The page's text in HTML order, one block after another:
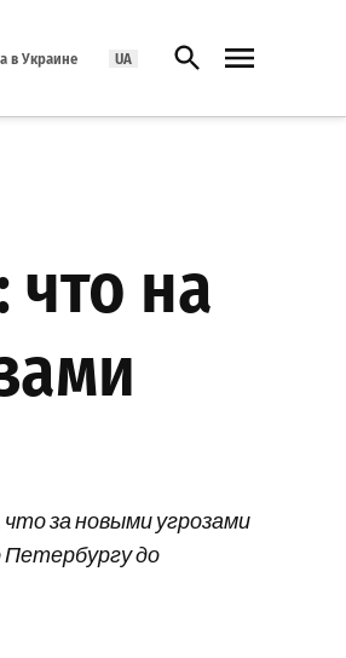
в Украине UA Открыть поиск
на
за новыми угрозами
Петербургу до